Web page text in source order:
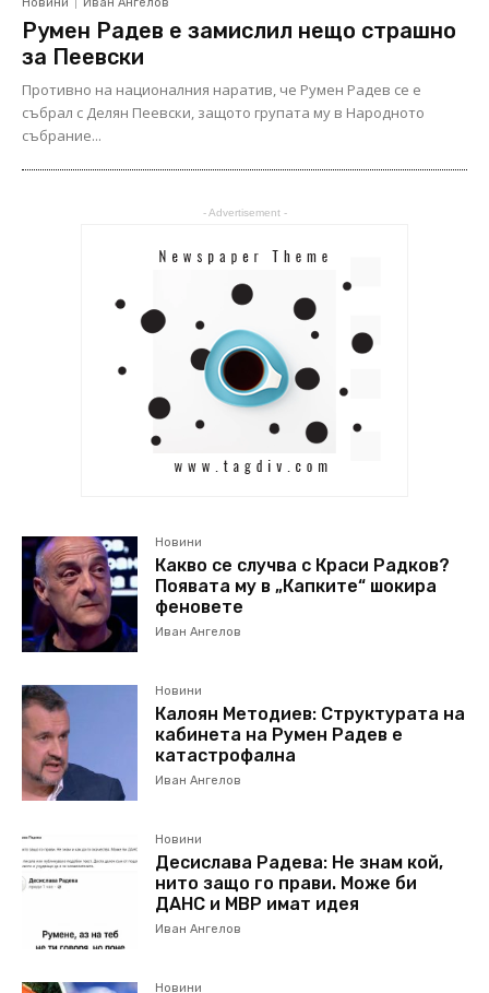
Румен Радев е замислил нещо страшно
за Пеевски
Противно на националния наратив, че Румен Радев се е
събрал с Делян Пеевски, защото групата му в Народното
събрание...
- Advertisement -
Новини
Какво се случва с Краси Радков?
Появата му в „Капките“ шокира
феновете
Иван Ангелов
Новини
Калоян Методиев: Структурата на
кабинета на Румен Радев е
катастрофална
Иван Ангелов
Новини
Десислава Радева: Не знам кой,
нито защо го прави. Може би
ДАНС и МВР имат идея
Иван Ангелов
Новини